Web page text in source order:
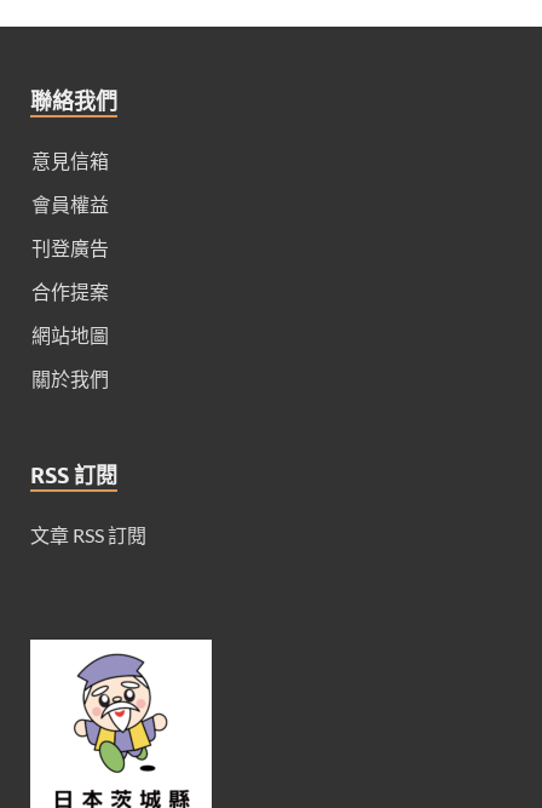
聯絡我們
意見信箱
會員權益
刊登廣告
合作提案
網站地圖
關於我們
RSS 訂閱
文章 RSS 訂閱